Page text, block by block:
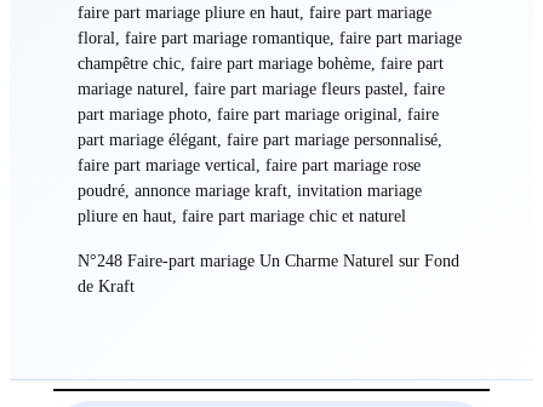
faire part mariage pliure en haut, faire part mariage
floral, faire part mariage romantique, faire part mariage
champêtre chic, faire part mariage bohème, faire part
mariage naturel, faire part mariage fleurs pastel, faire
part mariage photo, faire part mariage original, faire
part mariage élégant, faire part mariage personnalisé,
faire part mariage vertical, faire part mariage rose
poudré, annonce mariage kraft, invitation mariage
pliure en haut, faire part mariage chic et naturel
N°248 Faire-part mariage Un Charme Naturel sur Fond
de Kraft